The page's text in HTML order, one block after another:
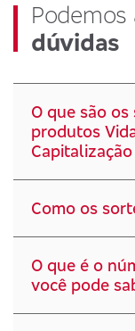
Podemos
dúvidas
O que são
produtos
Como os
O que é o
você pode